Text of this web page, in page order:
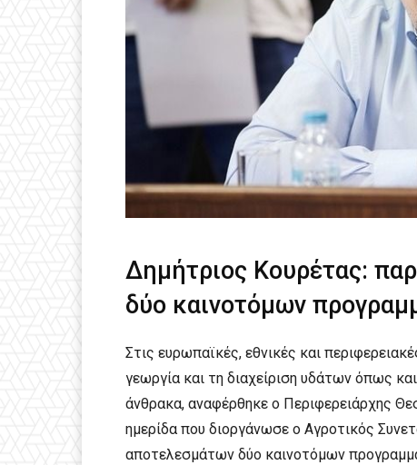
Δημήτριος Κουρέτας:
δύο καινοτόμων
Στις ευρωπαϊκές, εθνικές και
γεωργία και τη διαχείριση υδάτων όπως
άνθρακα, αναφέρθηκε ο Περιφερειάρχης
ημερίδα που διοργάνωσε ο Αγροτικός
αποτελεσμάτων δύο καινοτόμων